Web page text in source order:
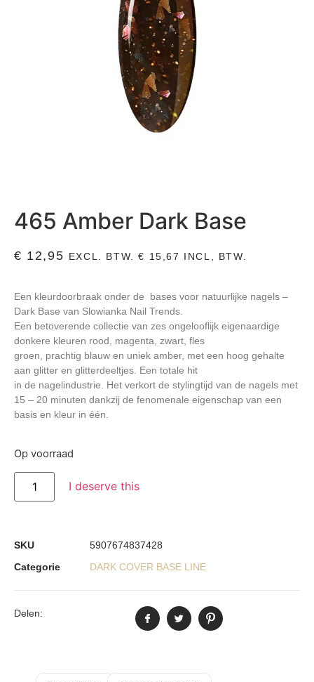
465 Amber Dark Base
€ 12,95 EXCL. BTW.€ 15,67 INCL, BTW.
Een kleurdoorbraak onder de bases voor natuurlijke nagels –
Dark Base van Slowianka Nail Trends.
Een betoverende collectie van zes ongelooflijk eigenaardige
donkere kleuren rood, magenta, zwart, fles
groen, prachtig blauw en uniek amber, met een hoog gehalte
aan glitter en glitterdeeltjes. Een totale hit
in de nagelindustrie. Het verkort de stylingtijd van de nagels met
15 – 20 minuten dankzij de fenomenale eigenschap van een
basis en kleur in één.
Op voorraad
I deserve this
SKU
5907674837428
Categorie
DARK COVER BASE LINE
Delen: